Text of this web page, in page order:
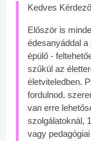
Kedves
Először is
édesanyáddal
épülő -
szűkül az
életviteledben.
fordulnod.
van erre
szolgálatoknál,
vagy